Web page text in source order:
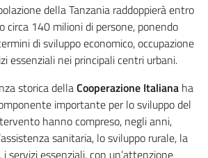
della Tanzania raddoppierà entro
circa 140 milioni di persone, ponendo
di sviluppo economico, occupazione
essenziali nei principali centri urbani.
storica dellaCooperazione Italiana ha
importante per lo sviluppo del
hanno compreso, negli anni,
sanitaria, lo sviluppo rurale, la
servizi essenziali, con un’attenzione